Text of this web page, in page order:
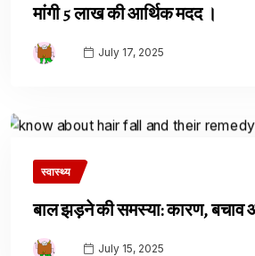
मांगी 5 लाख की आर्थिक मदद ।
July 17, 2025
स्वास्थ्य
बाल झड़ने की समस्या: कारण, बचाव
July 15, 2025